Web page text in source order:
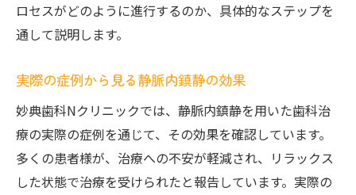
ロセスがどのように進行するのか、具体的なステップを
通して説明します。
実際の症例から見る静脈内鎮静の効果
妙典歯科Nクリニックでは、静脈内鎮静を用いた歯科治
療の実際の症例を通じて、その効果を確認しています。
多くの患者様が、治療への不安が軽減され、リラックス
した状態で治療を受けられたと報告しています。実際の